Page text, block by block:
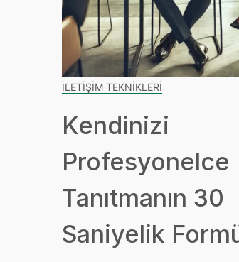
İLETIŞIM TEKNIKLERI
Kendinizi
Profesyonelce
Tanıtmanın 30
Saniyelik